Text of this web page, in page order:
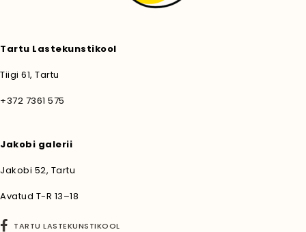
Tartu Lastekunstikool
Tiigi 61, Tartu
+372 7361 575
Jakobi galerii
Jakobi 52, Tartu
Avatud T-R 13–18
TARTU LASTEKUNSTIKOOL